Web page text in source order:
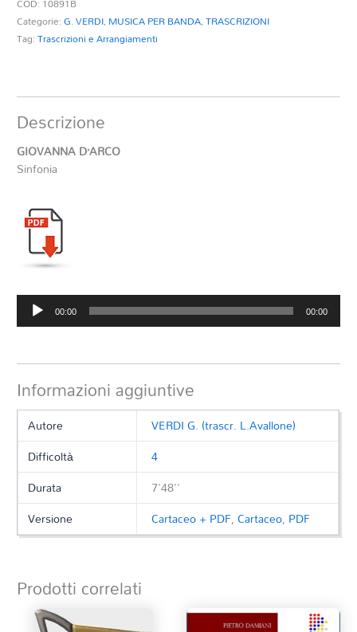
Categorie:G. VERDI, MUSICA PER BANDA,TRASCRIZIONI
Tag:Trascrizioni e Arrangiamenti
Descrizione
GIOVANNA D’ARCO
Sinfonia
Audio
Player
00:00 00:00
Informazioni aggiuntive
Autore
VERDI G. (trascr. L.Avallone)
Difficoltà
4
Durata
7'48''
Versione
Cartaceo + PDF,Cartaceo, PDF
Prodotti correlati